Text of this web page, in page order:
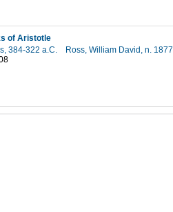
of Aristotle
384-322 a.C.
Ross, William David, n. 1877